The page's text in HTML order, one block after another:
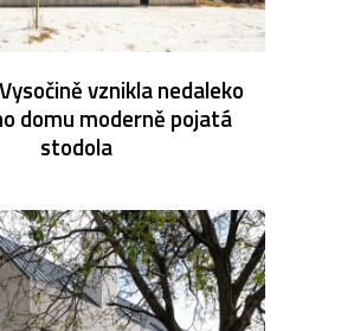
vznikla nedaleko
domu moderně pojatá
stodola